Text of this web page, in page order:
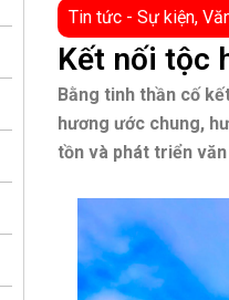
Tin tức - Sự kiện,
Kết nối tộc
Bằng tinh thần cố
hương ước chung,
tồn và phát triển